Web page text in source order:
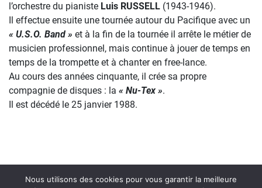
l’orchestre du pianiste Luis RUSSELL (1943-1946).
Il effectue ensuite une tournée autour du Pacifique avec un
« U.S.O. Band » et à la fin de la tournée il arrête le métier de
musicien professionnel, mais continue à jouer de temps en
temps de la trompette et à chanter en free-lance.
Au cours des années cinquante, il crée sa propre
compagnie de disques : la « Nu-Tex ».
Il est décédé le 25 janvier 1988.
Nous utilisons des cookies pour vous garantir la meilleure